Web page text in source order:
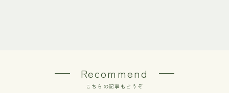
Recommend
こちらの記事もどうぞ